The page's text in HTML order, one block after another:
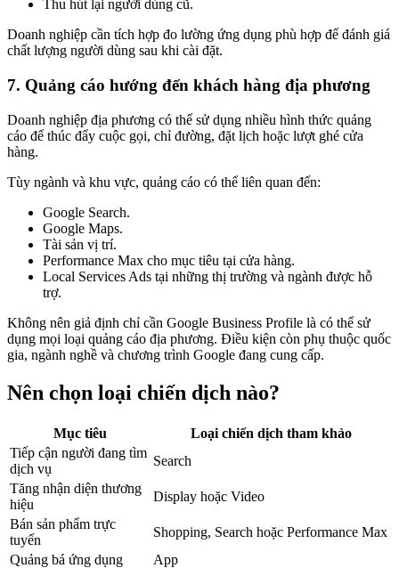
Thu hút lại người dùng cũ.
Doanh nghiệp cần tích hợp đo lường ứng dụng phù hợp để đánh giá
chất lượng người dùng sau khi cài đặt.
7. Quảng cáo hướng đến khách hàng địa phương
Doanh nghiệp địa phương có thể sử dụng nhiều hình thức quảng
cáo để thúc đẩy cuộc gọi, chỉ đường, đặt lịch hoặc lượt ghé cửa
hàng.
Tùy ngành và khu vực, quảng cáo có thể liên quan đến:
Google Search.
Google Maps.
Tài sản vị trí.
Performance Max cho mục tiêu tại cửa hàng.
Local Services Ads tại những thị trường và ngành được hỗ
trợ.
Không nên giả định chỉ cần Google Business Profile là có thể sử
dụng mọi loại quảng cáo địa phương. Điều kiện còn phụ thuộc quốc
gia, ngành nghề và chương trình Google đang cung cấp.
Nên chọn loại chiến dịch nào?
Mục tiêu
Loại chiến dịch tham khảo
Tiếp cận người đang tìm
dịch vụ
Search
Tăng nhận diện thương
hiệu
Display hoặc Video
Bán sản phẩm trực
tuyến
Shopping, Search hoặc Performance Max
Quảng bá ứng dụng
App